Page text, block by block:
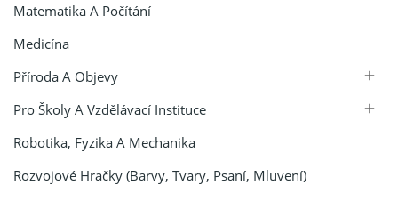
Matematika A Počítání
Medicína
Příroda A Objevy

Pro Školy A Vzdělávací Instituce 
Robotika, Fyzika A Mechanika
Rozvojové Hračky (barvy, Tvary, Psaní, Mluvení)